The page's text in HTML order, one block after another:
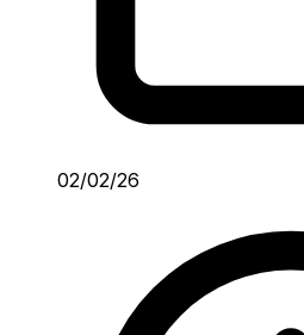
02/02/26